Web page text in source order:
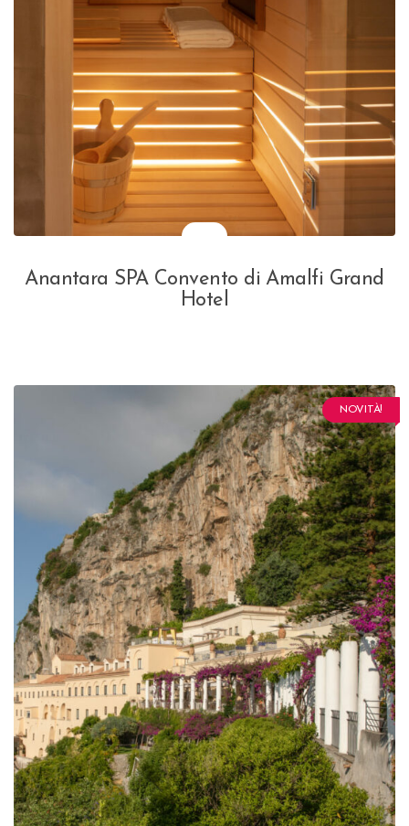
Anantara SPA Convento di Amalfi Grand
Hotel
NOVITÀ!